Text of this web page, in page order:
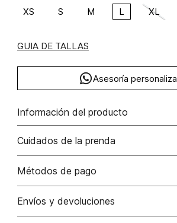
XS S M L XL
GUIA DE TALLAS
Asesoría
Información del producto
C47-galatea night poliéster 95% elastano
poliéster/polyester5.00% elastano/elastane
Cuidados de la prenda
No dejar en remojo /lavar por separado /
No usar lejia
Métodos de pago
Tarjetas de crédito: Visa, Dinners, Master
Envíos y devoluciones